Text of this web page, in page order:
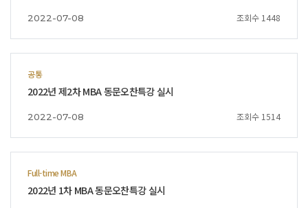
2022-07-08 조회수 1448
공통
2022년 제2차 MBA 동문오찬특강 실시
2022-07-08 조회수 1514
Full-time MBA
2022년 1차 MBA 동문오찬특강 실시